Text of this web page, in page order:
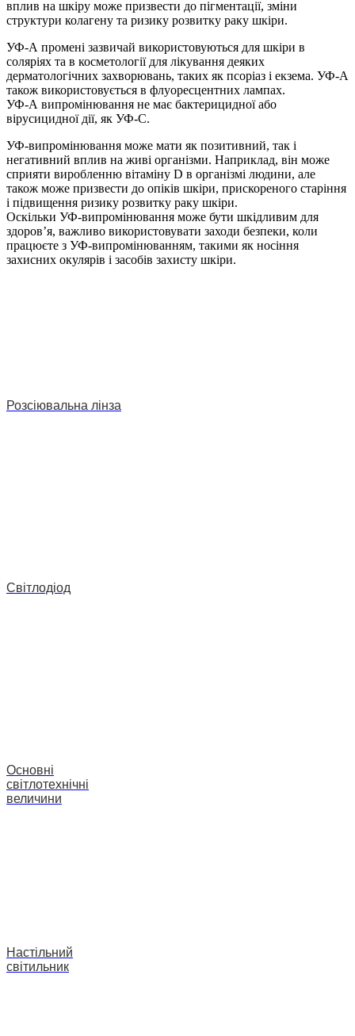
вплив на шкіру може призвести до пігментації, зміни
структури колагену та ризику розвитку раку шкіри.
УФ-А промені зазвичай використовуються для шкіри в
соляріях та в косметології для лікування деяких
дерматологічних захворювань, таких як псоріаз і екзема. УФ-А
також використовується в флуоресцентних лампах.
УФ-А випромінювання не має бактерицидної або
вірусицидної дії, як УФ-С.
УФ-випромінювання може мати як позитивний, так і
негативний вплив на живі організми. Наприклад, він може
сприяти виробленню вітаміну D в організмі людини, але
також може призвести до опіків шкіри, прискореного старіння
і підвищення ризику розвитку раку шкіри.
Оскільки УФ-випромінювання може бути шкідливим для
здоров’я, важливо використовувати заходи безпеки, коли
працюєте з УФ-випромінюванням, такими як носіння
захисних окулярів і засобів захисту шкіри.
Розсіювальна лінза
Світлодіод
Основні
світлотехнічні
величини
Настільний
світильник